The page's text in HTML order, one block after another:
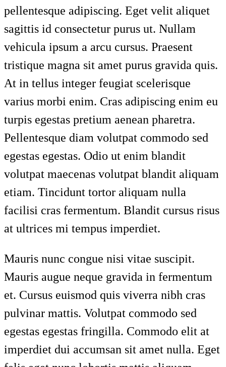
pellentesque adipiscing. Eget velit aliquet
sagittis id consectetur purus ut. Nullam
vehicula ipsum a arcu cursus. Praesent
tristique magna sit amet purus gravida quis.
At in tellus integer feugiat scelerisque
varius morbi enim. Cras adipiscing enim eu
turpis egestas pretium aenean pharetra.
Pellentesque diam volutpat commodo sed
egestas egestas. Odio ut enim blandit
volutpat maecenas volutpat blandit aliquam
etiam. Tincidunt tortor aliquam nulla
facilisi cras fermentum. Blandit cursus risus
at ultrices mi tempus imperdiet.
Mauris nunc congue nisi vitae suscipit.
Mauris augue neque gravida in fermentum
et. Cursus euismod quis viverra nibh cras
pulvinar mattis. Volutpat commodo sed
egestas egestas fringilla. Commodo elit at
imperdiet dui accumsan sit amet nulla. Eget